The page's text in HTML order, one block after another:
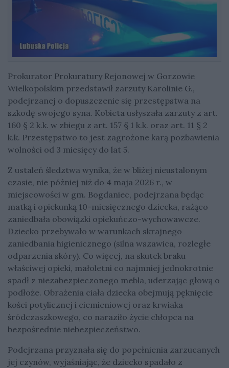
Prokurator Prokuratury Rejonowej w Gorzowie
Wielkopolskim przedstawił zarzuty Karolinie G.,
podejrzanej o dopuszczenie się przestępstwa na
szkodę swojego syna. Kobieta usłyszała zarzuty z art.
160 § 2 k.k. w zbiegu z art. 157 § 1 k.k. oraz art. 11 § 2
k.k. Przestępstwo to jest zagrożone karą pozbawienia
wolności od 3 miesięcy do lat 5.
Z ustaleń śledztwa wynika, że w bliżej nieustalonym
czasie, nie później niż do 4 maja 2026 r., w
miejscowości w gm. Bogdaniec, podejrzana będąc
matką i opiekunką 10-miesięcznego dziecka, rażąco
zaniedbała obowiązki opiekuńczo-wychowawcze.
Dziecko przebywało w warunkach skrajnego
zaniedbania higienicznego (silna wszawica, rozległe
odparzenia skóry). Co więcej, na skutek braku
właściwej opieki, małoletni co najmniej jednokrotnie
spadł z niezabezpieczonego mebla, uderzając głową o
podłoże. Obrażenia ciała dziecka obejmują pęknięcie
kości potylicznej i ciemieniowej oraz krwiaka
śródczaszkowego, co naraziło życie chłopca na
bezpośrednie niebezpieczeństwo.
Podejrzana przyznała się do popełnienia zarzucanych
jej czynów, wyjaśniając, że dziecko spadało z